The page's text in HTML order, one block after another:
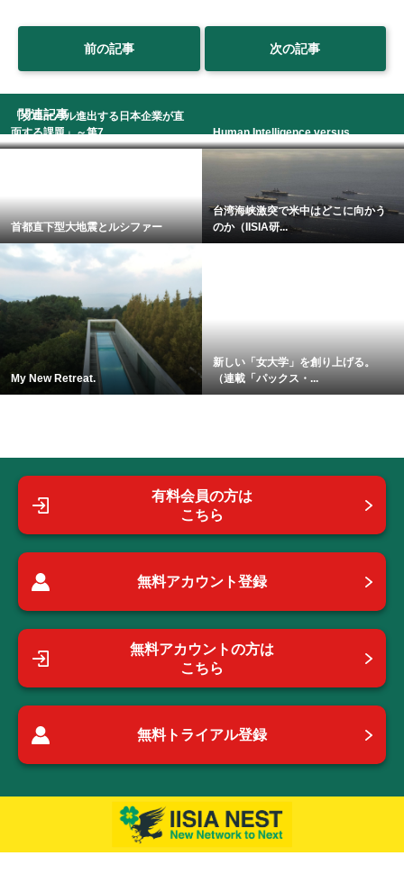
前の記事 次の記事
関連記事
「グローバル進出する日本企業が直
面する課題」～第7...
Human Intelligence versus...
首都直下型大地震とルシファー
台湾海峡激突で米中はどこに向かう
のか（IISIA研...
My New Retreat.
新しい「女大学」を創り上げる。
（連載「パックス・...
有料会員の方は
こちら
無料アカウント登録
無料アカウントの方は
こちら
無料トライアル登録